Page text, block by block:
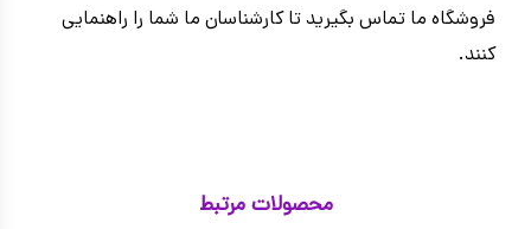
فروشگاه ما تماس بگیرید تا کارشناسان ما شما را راهنمایی
کنند.
محصولات مرتبط